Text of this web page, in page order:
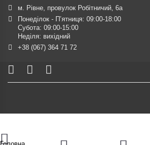
м. Рівне, провулок Робітничий, 6а
Понеділок - П’ятниця: 09:00-18:00
Субота: 09:00-15:00
Неділя: вихідний
+38 (067) 364 71 72